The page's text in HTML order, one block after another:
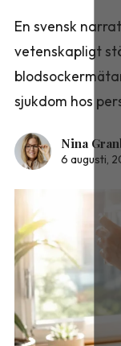
En svensk
vetenskapligt
sjukdom hos
Nina
6 augusti,